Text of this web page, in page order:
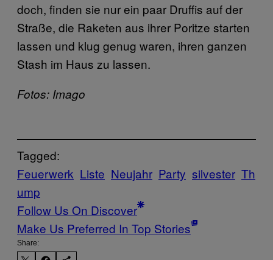
doch, finden sie nur ein paar Druffis auf der
Straße, die Raketen aus ihrer Poritze starten
lassen und klug genug waren, ihren ganzen
Stash im Haus zu lassen.
Fotos: Imago
Tagged:
Feuerwerk Liste Neujahr Party silvester Th
ump
Follow Us On Discover
Make Us Preferred In Top Stories
Share: